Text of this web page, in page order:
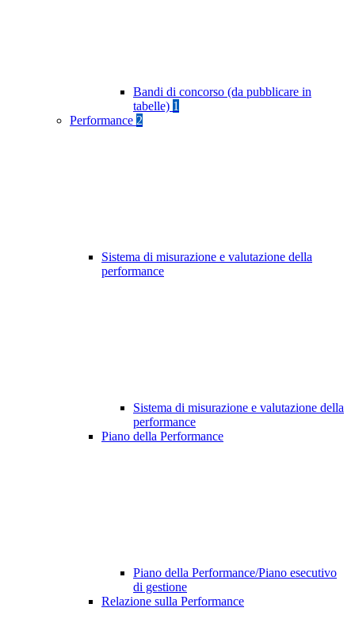
Bandi di concorso (da pubblicare in
tabelle) 1
Performance 2
Sistema di misurazione e valutazione della
performance
Sistema di misurazione e valutazione della
performance
Piano della Performance
Piano della Performance/Piano esecutivo
di gestione
Relazione sulla Performance